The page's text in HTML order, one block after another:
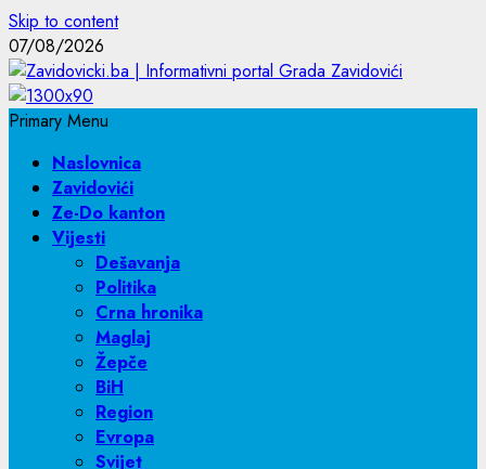
Skip to content
07/08/2026
Primary Menu
Naslovnica
Zavidovići
Ze-Do kanton
Vijesti
Dešavanja
Politika
Crna hronika
Maglaj
Žepče
BiH
Region
Evropa
Svijet